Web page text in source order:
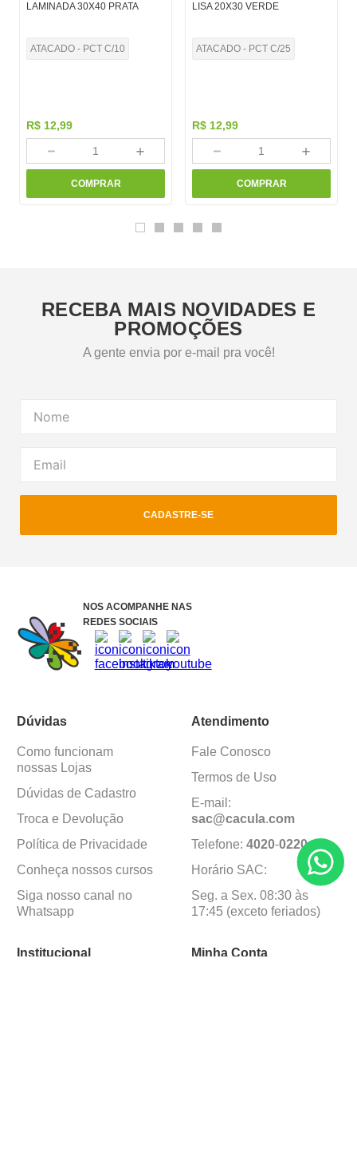
LAMINADA 30X40 PRATA
ATACADO - PCT C/10
R$ 12,99
＋
－
COMPRAR
LISA 20X30 VERDE
ATACADO - PCT C/25
R$ 12,99
＋
－
COMPRAR
RECEBA MAIS NOVIDADES E
PROMOÇÕES
A gente envia por e-mail pra você!
CADASTRE-SE
NOS ACOMPANHE NAS
REDES SOCIAIS
Dúvidas
Como funcionam
nossas Lojas
Dúvidas de Cadastro
Troca e Devolução
Política de Privacidade
Conheça nossos cursos
Siga nosso canal no
Whatsapp
Atendimento
Fale Conosco
Termos de Uso
E-mail:
sac@cacula.com
Telefone: 4020-0220
Horário SAC:
Seg. a Sex. 08:30 às
17:45 (exceto feriados)
Institucional Minha Conta